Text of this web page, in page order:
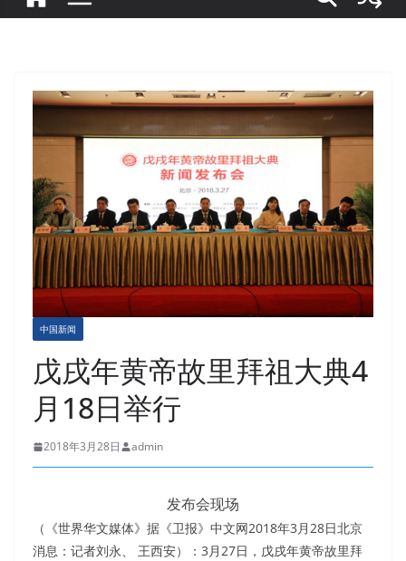
中国新闻
戊戌年黄帝故里拜祖大典4
月18日举行
2018年3月28日 admin
发布会现场
（《世界华文媒体》据《卫报》中文网2018年3月28日北京
消息：记者刘永、 王西安）：3月27日，戊戌年黄帝故里拜